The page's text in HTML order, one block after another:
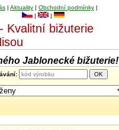
| Aktuality | Obchodní podmínky |
|
|
Kvalitní bižuterie
Jablonecké bižuterie!